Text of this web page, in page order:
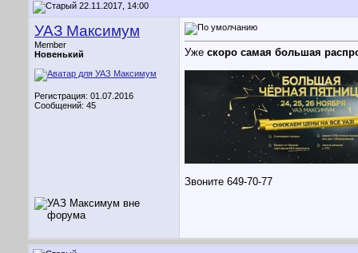
22.11.2017, 14:00
УАЗ Максимум
Member
Новенький
Регистрация: 01.07.2016
Сообщений: 45
Уже скоро самая большая
Звоните 649-70-77